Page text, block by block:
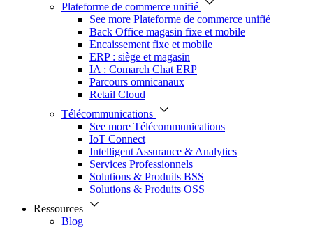
Plateforme de commerce unifié
See more Plateforme de commerce unifié
Back Office magasin fixe et mobile
Encaissement fixe et mobile
ERP : siège et magasin
IA : Comarch Chat ERP
Parcours omnicanaux
Retail Cloud
Télécommunications
See more Télécommunications
IoT Connect
Intelligent Assurance & Analytics
Services Professionnels
Solutions & Produits BSS
Solutions & Produits OSS
Ressources
Blog